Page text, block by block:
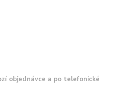
objednávce a po telefonické